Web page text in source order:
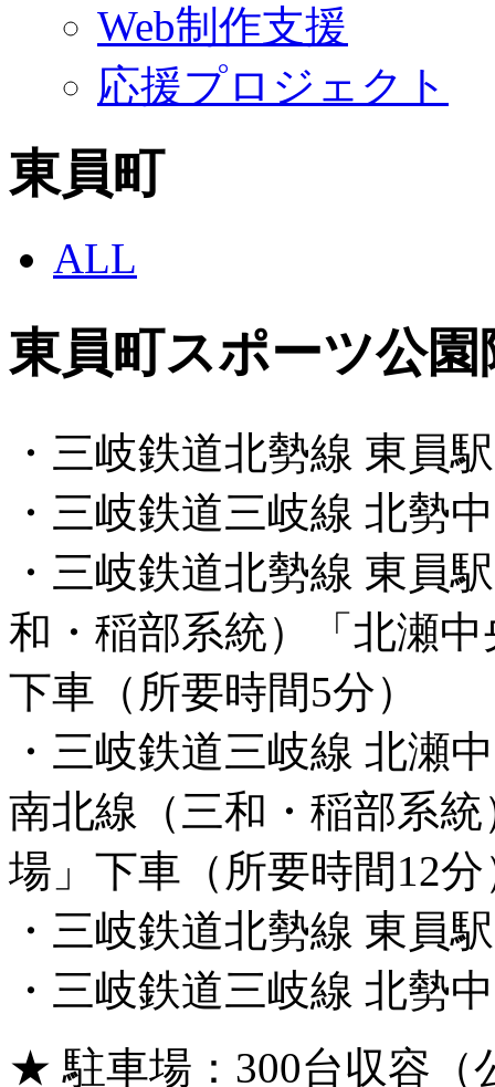
Web制作支援
応援プロジェクト
東員町
ALL
東員町スポーツ公
・三岐鉄道北勢線 東員
・三岐鉄道三岐線 北勢
・三岐鉄道北勢線 東員
和・稲部系統）「北瀬
下車（所要時間5分）
・三岐鉄道三岐線 北瀬
南北線（三和・稲部系
場」下車（所要時間12分
・三岐鉄道北勢線 東員
・三岐鉄道三岐線 北勢
★ 駐車場：300台収容（